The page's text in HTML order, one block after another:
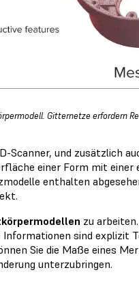
Gitternetze erfordern
Scanner, und zusätzlich
einer Form mit einer
enthalten
zu
sind explizit
Sie die Maße eines
unterzubringen.